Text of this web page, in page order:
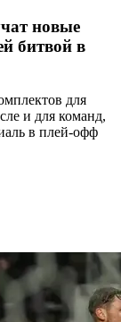
новые
битвой в
для
и для команд,
в плей-офф